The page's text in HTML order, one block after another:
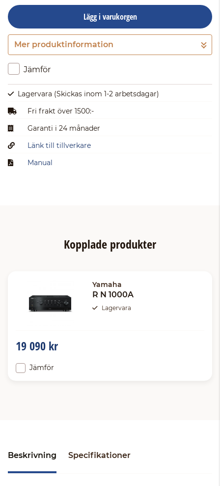
Lägg i varukorgen
Gå till kassan
Mer produktinformation
Jämför
Lagervara (Skickas inom 1-2 arbetsdagar)
Fri frakt över 1500:-
Garanti i 24 månader
Länk till tillverkare
Manual
Kopplade produkter
Yamaha
R N 1000A
Lagervara
19 090 kr
Jämför
Beskrivning Specifikationer